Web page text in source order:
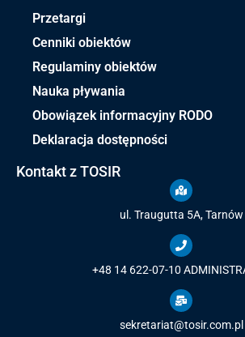
Przetargi
Cenniki obiektów
Regulaminy obiektów
Nauka pływania
Obowiązek informacyjny RODO
Deklaracja dostępności
Kontakt z TOSIR
ul. Traugutta 5A, Tarnów
+48 14 622-07-10
sekretariat@tosir.com.pl